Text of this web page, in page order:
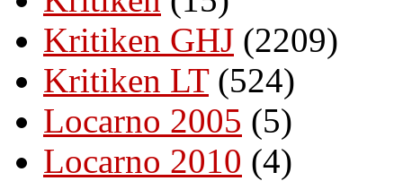
Kritiken GHJ (2209)
Kritiken LT(524)
Locarno 2005 (5)
Locarno 2010 (4)